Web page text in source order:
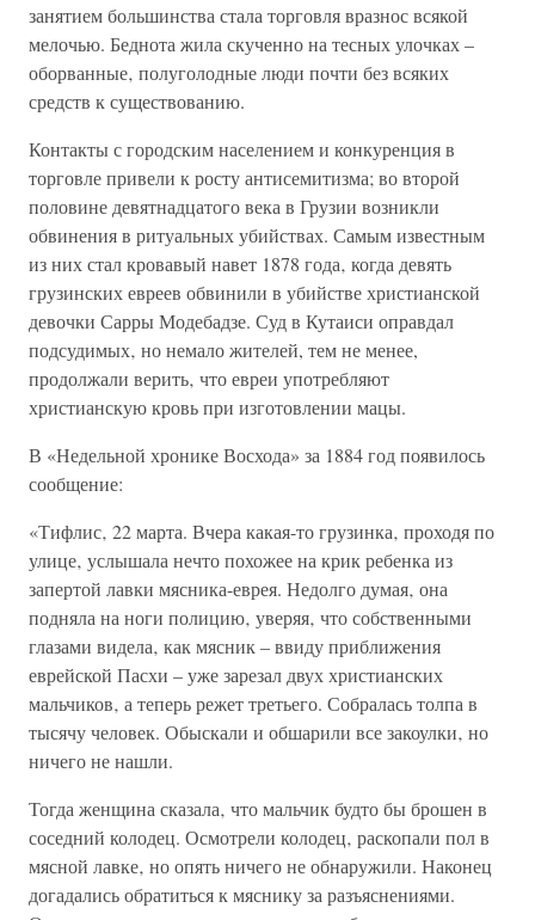
занятием большинства стала торговля вразнос всякой
мелочью. Беднота жила скученно на тесных улочках –
оборванные‚ полуголодные люди почти без всяких
средств к существованию.
Контакты с городским населением и конкуренция в
торговле привели к росту антисемитизма; во второй
половине девятнадцатого века в Грузии возникли
обвинения в ритуальных убийствах. Самым известным
из них стал кровавый навет 1878 года‚ когда девять
грузинских евреев обвинили в убийстве христианской
девочки Сарры Модебадзе. Суд в Кутаиси оправдал
подсудимых‚ но немало жителей, тем не менее,
продолжали верить‚ что евреи употребляют
христианскую кровь при изготовлении мацы.
В «Недельной хронике Восхода» за 1884 год появилось
сообщение:
«Тифлис‚ 22 марта. Вчера какая-то грузинка‚ проходя по
улице‚ услышала нечто похожее на крик ребенка из
запертой лавки мясника-еврея. Недолго думая‚ она
подняла на ноги полицию‚ уверяя‚ что собственными
глазами видела‚ как мясник – ввиду приближения
еврейской Пасхи – уже зарезал двух христианских
мальчиков‚ а теперь режет третьего. Собралась толпа в
тысячу человек. Обыскали и обшарили все закоулки‚ но
ничего не нашли.
Тогда женщина сказала‚ что мальчик будто бы брошен в
соседний колодец. Осмотрели колодец‚ раскопали пол в
мясной лавке‚ но опять ничего не обнаружили. Наконец
догадались обратиться к мяснику за разъяснениями.